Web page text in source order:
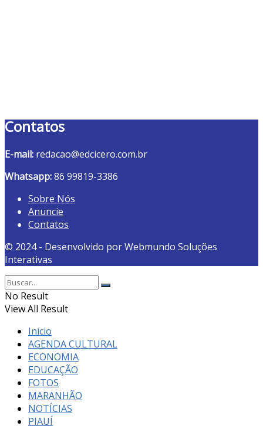
Contatos
E-mail: redacao@edcicero.com.br
Whatsapp:86 99819-3386
Sobre Nós
Anuncie
Contatos
© 2024 - Desenvolvido por Webmundo Soluções
Interativas
No Result
View All Result
Início
AGENDA CULTURAL
ECONOMIA
EDUCAÇÃO
FOTOS
MARANHÃO
NOTÍCIAS
PIAUÍ